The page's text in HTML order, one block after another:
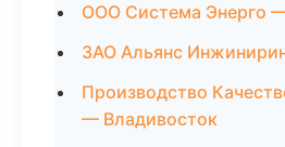
ООО Система Энерго
ЗАО Альянс
Производство
— Владивосток